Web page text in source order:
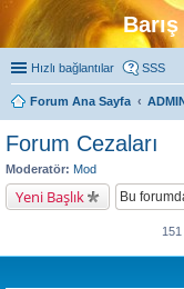
Hızlı bağlantılar SSS
Forum Ana Sayfa
Forum Cezaları
Moderatör: Mod
Yeni Başlık
151